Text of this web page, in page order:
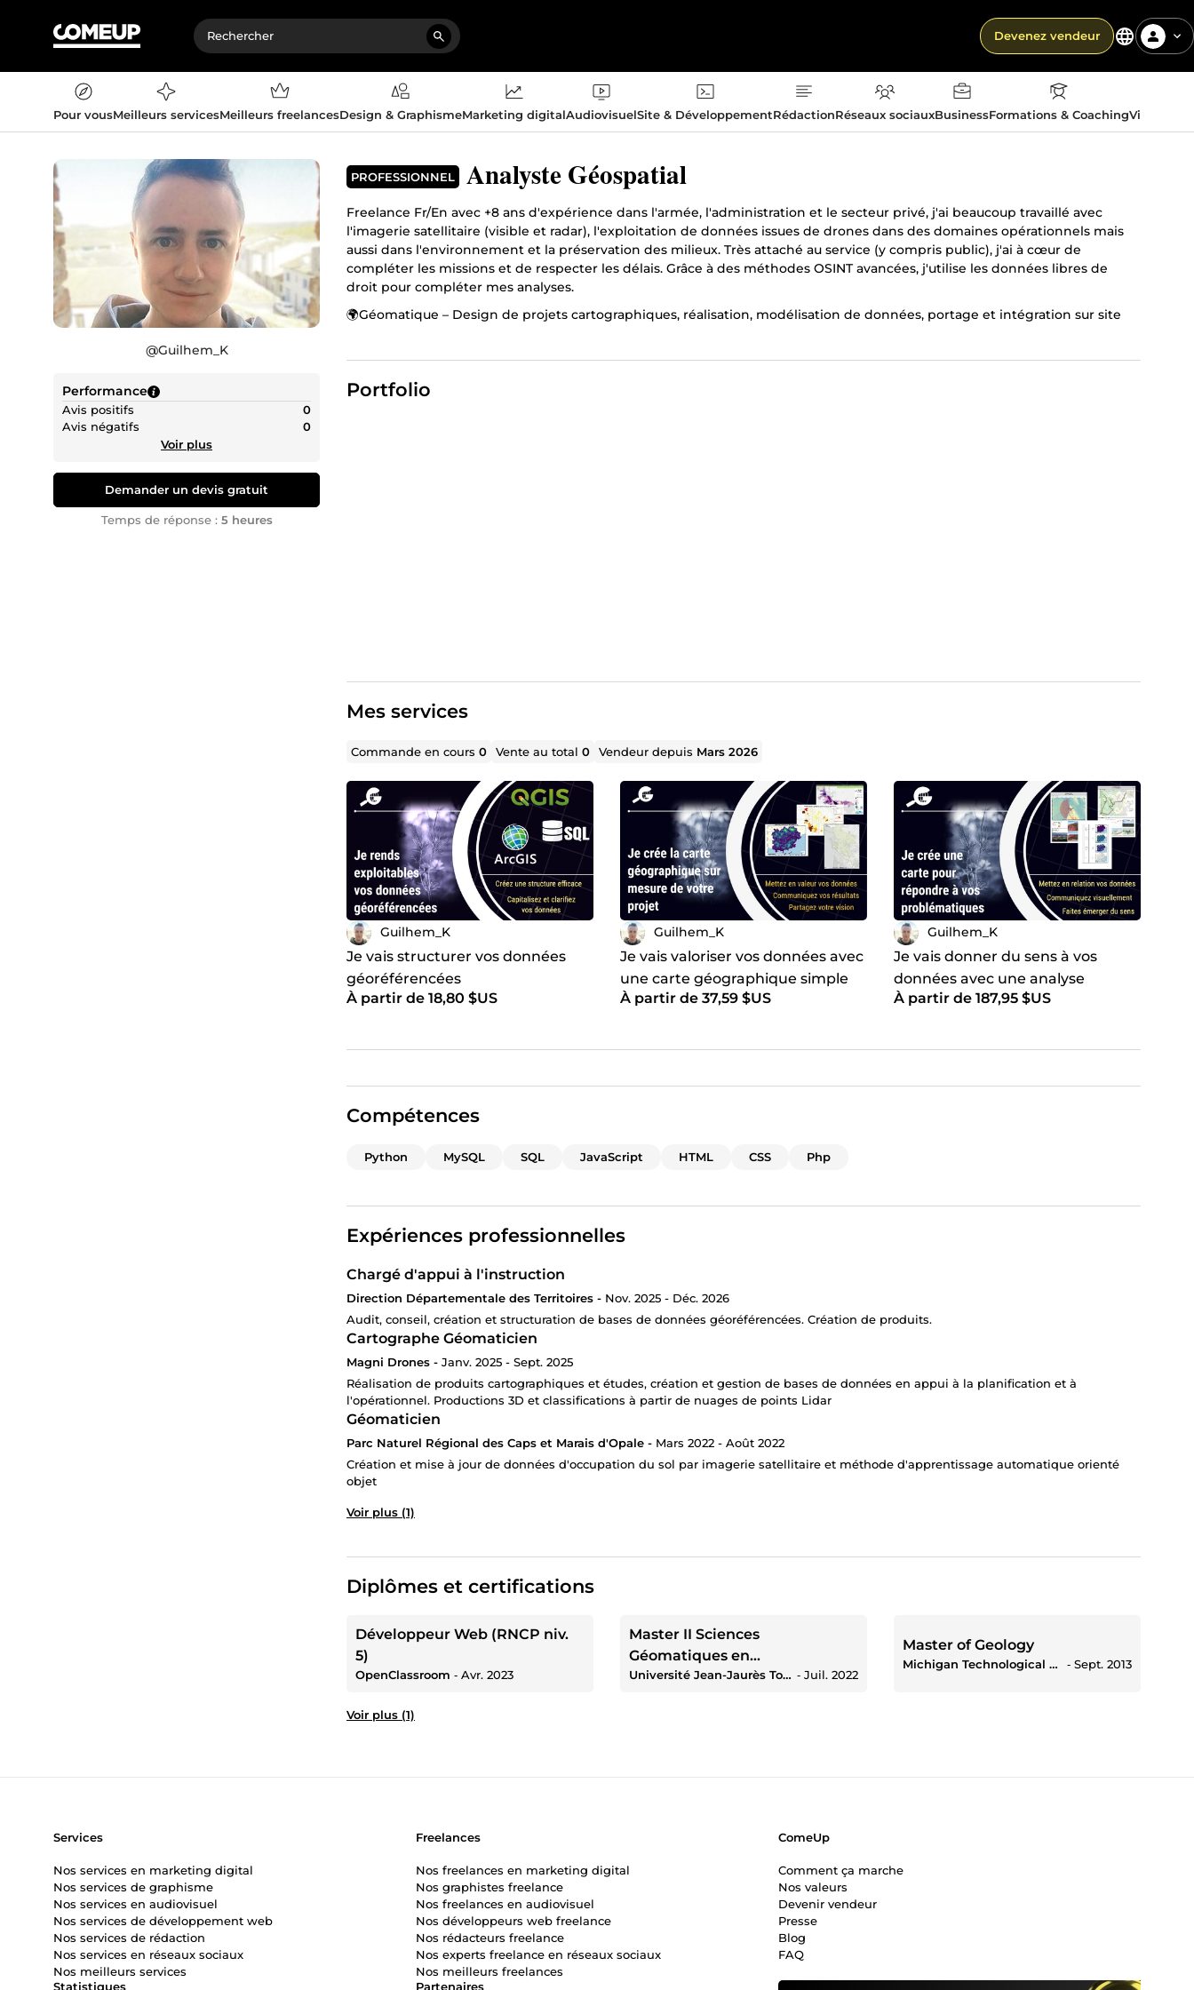
Devenez vendeur
Pour vousMeilleurs servicesMeilleurs freelancesDesign & GraphismeMarketing digitalAudiovisuelSite & DéveloppementRédactionRéseaux sociauxBusinessFormations & CoachingVie
@Guilhem_K
Performance
Avis positifs
0
Avis négatifs
0
Voir plus
Demander un devis gratuit
Temps de réponse : 5 heures
PROFESSIONNEL Analyste Géospatial
Freelance Fr/En avec +8 ans d'expérience dans l'armée, l'administration et le secteur privé, j'ai beaucoup travaillé avec
l'imagerie satellitaire (visible et radar), l'exploitation de données issues de drones dans des domaines opérationnels mais
aussi dans l'environnement et la préservation des milieux. Très attaché au service (y compris public), j'ai à cœur de
compléter les missions et de respecter les délais. Grâce à des méthodes OSINT avancées, j'utilise les données libres de
droit pour compléter mes analyses.
🌍Géomatique – Design de projets cartographiques, réalisation, modélisation de données, portage et intégration sur site
📈Analyses géospatiales – analyses multifactorielles, dégagement de problématiques, évaluation de solutions, analyses
temporelles…
Portfolio
Mes services
Commande en cours0 Vente au total0 Vendeur depuis Mars 2026
Guilhem_K
Je vais structurer vos données
géoréférencées
À partir de 18,80 $US
Guilhem_K
Je vais valoriser vos données avec
une carte géographique simple
À partir de 37,59 $US
Guilhem_K
Je vais donner du sens à vos
données avec une analyse
thématique
À partir de 187,95 $US
Compétences
Python MySQL SQL JavaScript HTML CSS Php
Expériences professionnelles
Chargé d'appui à l'instruction
Direction Départementale des Territoires - Nov. 2025 - Déc. 2026
Audit, conseil, création et structuration de bases de données géoréférencées. Création de produits.
Cartographe Géomaticien
Magni Drones - Janv. 2025 - Sept. 2025
Réalisation de produits cartographiques et études, création et gestion de bases de données en appui à la planification et à
l'opérationnel. Productions 3D et classifications à partir de nuages de points Lidar
Géomaticien
Parc Naturel Régional des Caps et Marais d'Opale - Mars 2022 - Août 2022
Création et mise à jour de données d'occupation du sol par imagerie satellitaire et méthode d'apprentissage automatique orienté
objet
Voir plus (1)
Diplômes et certifications
Développeur Web (RNCP niv.
5)
OpenClassroom ‐ Avr. 2023
Master II Sciences
Géomatiques en
Environnement et
Université Jean-Jaurès Toulouse ‐ Juil. 2022
Master of Geology
Michigan Technological University ‐ Sept. 2013
Voir plus (1)
Partenaires
Statistiques
Services
Nos services en marketing digital
Nos services de graphisme
Nos services en audiovisuel
Nos services de développement web
Nos services de rédaction
Nos services en réseaux sociaux
Nos meilleurs services
Freelances
Nos freelances en marketing digital
Nos graphistes freelance
Nos freelances en audiovisuel
Nos développeurs web freelance
Nos rédacteurs freelance
Nos experts freelance en réseaux sociaux
Nos meilleurs freelances
ComeUp
Comment ça marche
Nos valeurs
Devenir vendeur
Presse
Blog
FAQ